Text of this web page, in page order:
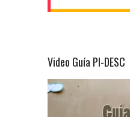
Video Guía PI-DESC